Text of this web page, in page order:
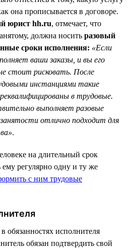
она прописывается в договоре.
юрист hh.ru, отмечает, что
должна носить разовый
сроки исполнения: «Если
ваши заказы, и вы его
стоит рисковать. После
инстанциями такие
в трудовые.
выполняет разовые
отлично подходит для
.
на длительный срок
ему регулярно одну и ту же
с ним трудовые
обязанностях исполнителя
обязан подтвердить свой